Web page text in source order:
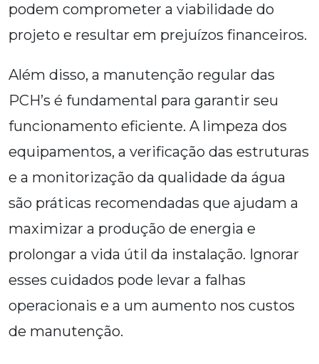
podem comprometer a viabilidade do
projeto e resultar em prejuízos financeiros.
Além disso, a manutenção regular das
PCH’s é fundamental para garantir seu
funcionamento eficiente. A limpeza dos
equipamentos, a verificação das estruturas
e a monitorização da qualidade da água
são práticas recomendadas que ajudam a
maximizar a produção de energia e
prolongar a vida útil da instalação. Ignorar
esses cuidados pode levar a falhas
operacionais e a um aumento nos custos
de manutenção.